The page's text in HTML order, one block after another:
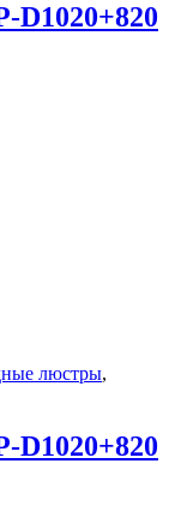
D1020+820
люстры,
D1020+820